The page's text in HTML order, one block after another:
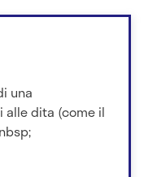
una
alle dita (come il